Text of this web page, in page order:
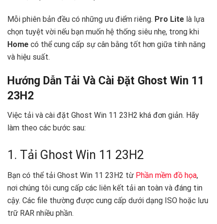
Mỗi phiên bản đều có những ưu điểm riêng. Pro Lite là lựa
chọn tuyệt vời nếu bạn muốn hệ thống siêu nhẹ, trong khi
Home có thể cung cấp sự cân bằng tốt hơn giữa tính năng
và hiệu suất.
Hướng Dẫn Tải Và Cài Đặt Ghost Win 11
23H2 ️
Việc tải và cài đặt Ghost Win 11 23H2 khá đơn giản. Hãy
làm theo các bước sau:
1. Tải Ghost Win 11 23H2
Bạn có thể tải Ghost Win 11 23H2 từ Phần mềm đồ họa,
nơi chúng tôi cung cấp các liên kết tải an toàn và đáng tin
cậy. Các file thường được cung cấp dưới dạng ISO hoặc lưu
trữ RAR nhiều phần.